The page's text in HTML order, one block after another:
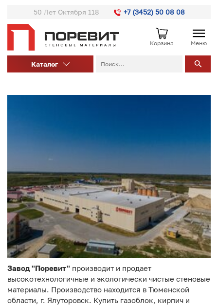
50 Лет Октября 118 +7 (3452) 50 08 08
Корзина Меню
Каталог
Завод "Поревит" производит и продает
высокотехнологичные и экологически чистые стеновые
материалы. Производство находится в Тюменской
области, г. Ялуторовск. Купить газоблок, кирпич и